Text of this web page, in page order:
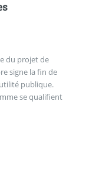
du projet de
signe la fin de
publique.
se qualifient